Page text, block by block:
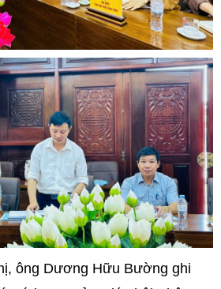
ông Dương Hữu Bường ghi